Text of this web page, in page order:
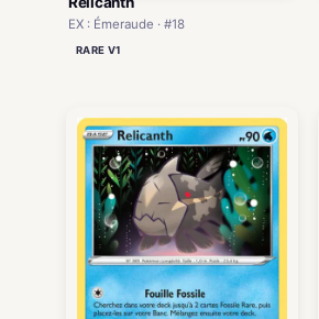
EX : Émeraude · #18
RARE V1